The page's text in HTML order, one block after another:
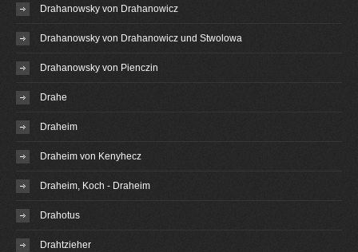
Drahanowsky von Drahanowicz
Drahanowsky von Drahanowicz und Stwolowa
Drahanowsky von Pienczin
Drahe
Draheim
Draheim von Kenyhecz
Draheim, Koch - Draheim
Drahotus
Drahtzieher